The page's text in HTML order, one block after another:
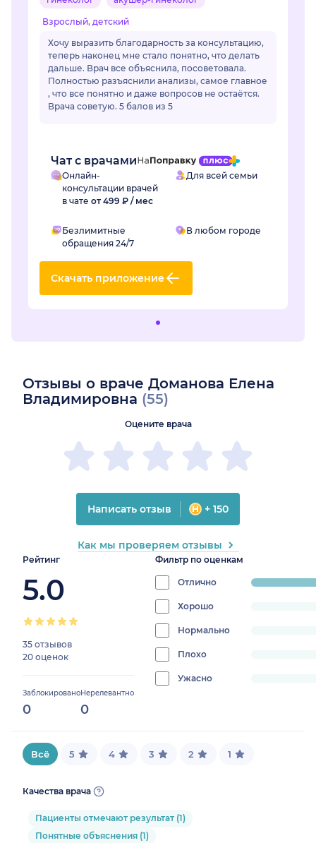
Взрослый, детский
Хочу выразить благодарность за консультацию,
теперь наконец мне стало понятно, что делать
дальше. Врач все объяснила, посоветовала.
Полностью разъяснили анализы, самое главное
, что все понятно и даже вопросов не остаётся.
Врача советую. 5 балов из 5
Чат с врачами
Онлайн-
консультации врачей
в чате от 499 ₽ / мес
Для всей семьи
Безлимитные
обращения 24/7
В любом городе
Скачать приложение
Отзывы о враче Доманова Елена
Владимировна (55)
Рейтинг
5.0
35 отзывов
20 оценок
Заблокировано
0
Нерелевантно
0
Фильтр по оценкам
Отлично
progress:
Хорошо
0%
Нормально
0%
Плохо
progress:
Ужасно
0%
Оцените врача
Написать отзыв + 150
Как мы проверяем отзывы
Всё 5 4 3 2 1
Качества врача
Пациенты отмечают результат (1)
Понятные объяснения (1)